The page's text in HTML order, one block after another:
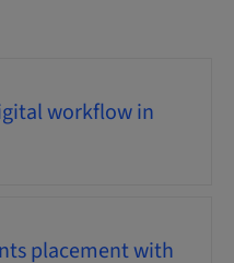
workflow in
placement with